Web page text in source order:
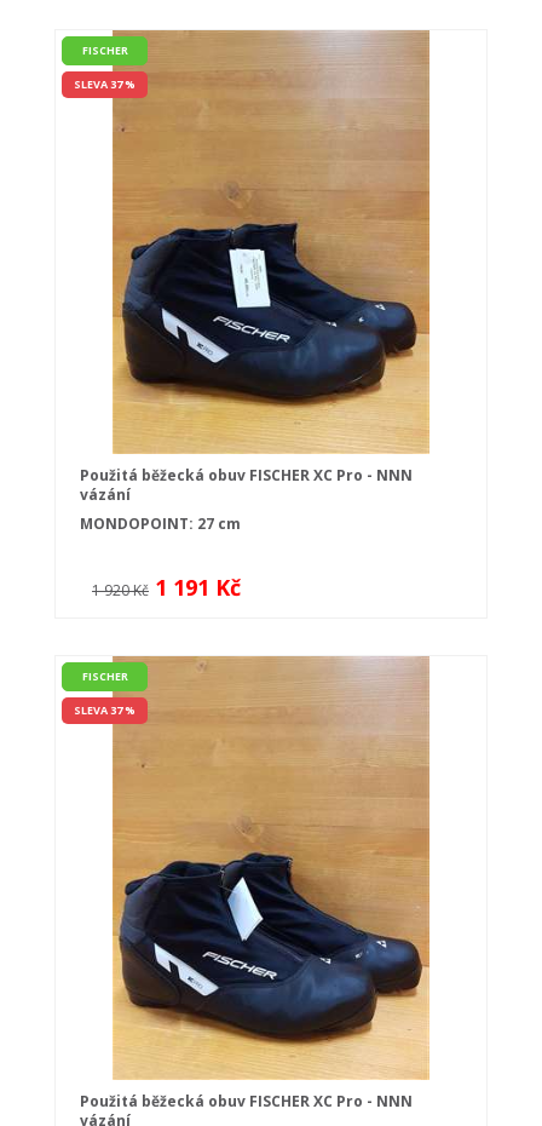
FISCHER
SLEVA 37 %
Použitá běžecká obuv FISCHER XC Pro - NNN
vázání
MONDOPOINT: 27 cm
1 920 Kč 1 191 Kč
FISCHER
SLEVA 37 %
Použitá běžecká obuv FISCHER XC Pro - NNN
vázání